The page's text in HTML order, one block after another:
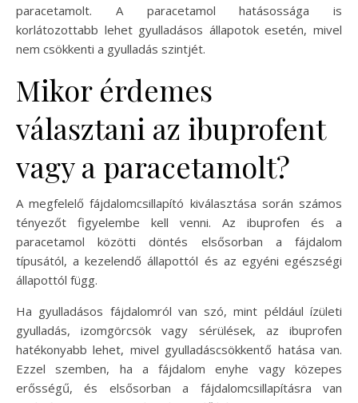
paracetamolt. A paracetamol hatásossága is
korlátozottabb lehet gyulladásos állapotok esetén, mivel
nem csökkenti a gyulladás szintjét.
Mikor érdemes
választani az ibuprofent
vagy a paracetamolt?
A megfelelő fájdalomcsillapító kiválasztása során számos
tényezőt figyelembe kell venni. Az ibuprofen és a
paracetamol közötti döntés elsősorban a fájdalom
típusától, a kezelendő állapottól és az egyéni egészségi
állapottól függ.
Ha gyulladásos fájdalomról van szó, mint például ízületi
gyulladás, izomgörcsök vagy sérülések, az ibuprofen
hatékonyabb lehet, mivel gyulladáscsökkentő hatása van.
Ezzel szemben, ha a fájdalom enyhe vagy közepes
erősségű, és elsősorban a fájdalomcsillapításra van